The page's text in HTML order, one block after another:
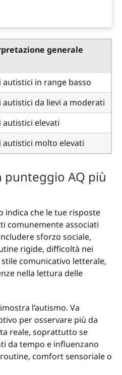
generale
autistici in range basso
autistici da lievi a moderati
autistici elevati
autistici molto elevati
punteggio AQ più
indica che le tue risposte
comunemente associati
sforzo sociale,
rigide, difficoltà nei
comunicativo letterale,
nella lettura delle
l’autismo. Va
per osservare più da
reale, soprattutto se
da tempo e influenzano
comfort sensoriale o